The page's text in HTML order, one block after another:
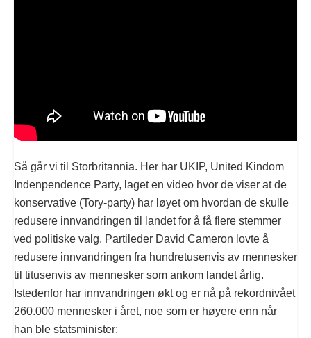
Så går vi til Storbritannia. Her har UKIP, United Kindom
Indenpendence Party, laget en video hvor de viser at de
konservative (Tory-party) har løyet om hvordan de skulle
redusere innvandringen til landet for å få flere stemmer
ved politiske valg. Partileder David Cameron lovte å
redusere innvandringen fra hundretusenvis av mennesker
til titusenvis av mennesker som ankom landet årlig.
Istedenfor har innvandringen økt og er nå på rekordnivået
260.000 mennesker i året, noe som er høyere enn når
han ble statsminister: